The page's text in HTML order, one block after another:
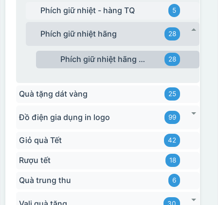
Phích giữ nhiệt - hàng TQ 5
Phích giữ nhiệt hãng 28
Phích giữ nhiệt hãng Rạng Đông 28
Quà tặng dát vàng 25
Đồ điện gia dụng in logo 99
Giỏ quà Tết 42
Rượu tết 18
Quà trung thu 6